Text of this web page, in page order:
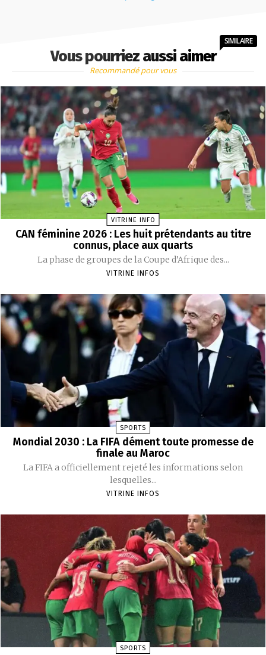
Vous pourriez aussi aimer
SIMILAIRE
Recommandé pour vous
VITRINE INFO
CAN féminine 2026 : Les huit prétendants au titre
connus, place aux quarts
La phase de groupes de la Coupe d’Afrique des...
VITRINE INFOS
SPORTS
Mondial 2030 : La FIFA dément toute promesse de
finale au Maroc
La FIFA a officiellement rejeté les informations selon
lesquelles...
VITRINE INFOS
SPORTS